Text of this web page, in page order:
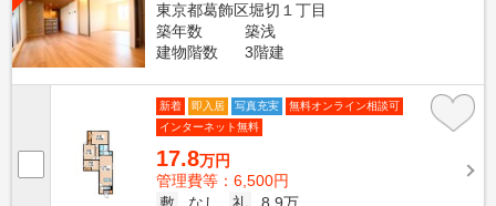
東京都葛飾区堀切１丁目
築年数
築浅
建物階数
3階建
新着 即入居 写真充実
無料オンライン相談可
インターネット無料
17.8万円
管理費等：6,500円